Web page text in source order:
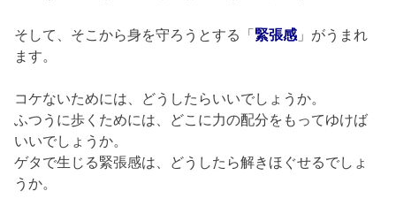
そして、そこから身を守ろうとする「緊張感 」がうまれ
ます。
コケないためには、どうしたらいいでしょうか。
ふつうに歩くためには、どこに力の配分をもってゆけば
いいでしょうか。
ゲタで生じる緊張感は、どうしたら解きほぐせるでしょ
うか。